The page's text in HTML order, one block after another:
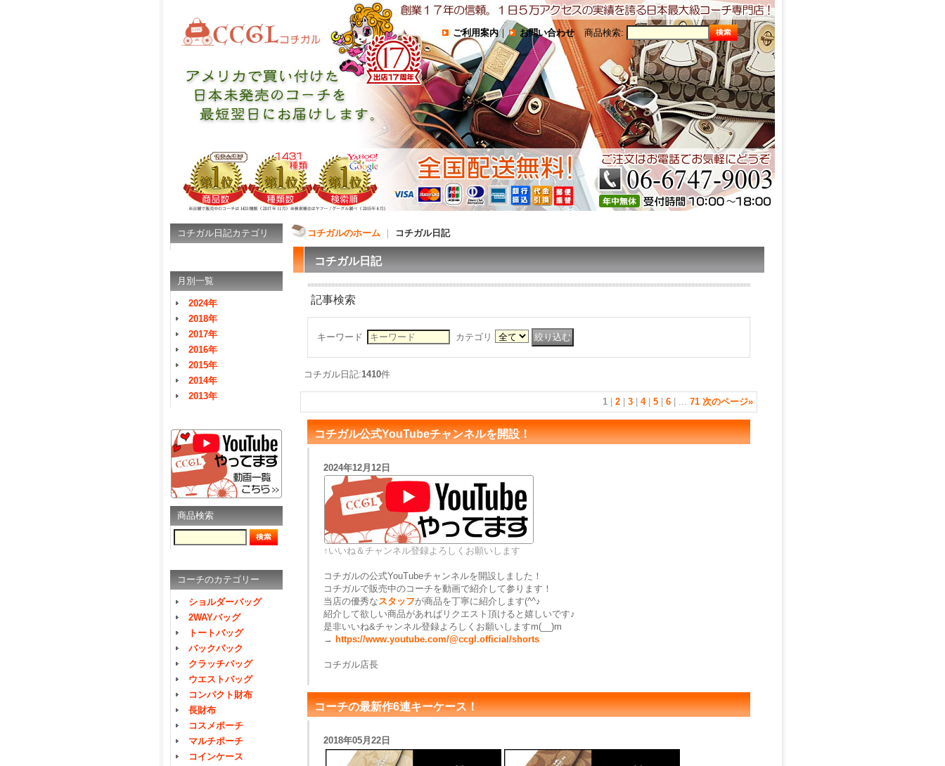
ご利用案内｜ お問い合わせ 商品検索:
コチガル日記カテゴリ
月別一覧
2024年
2018年
2017年
2016年
2015年
2014年
2013年
商品検索
コーチのカテゴリー
ショルダーバッグ
2WAYバッグ
トートバッグ
バックパック
クラッチバッグ
ウエストバッグ
コンパクト財布
長財布
コスメポーチ
マルチポーチ
コインケース
コチガルのホーム コチガル日記
コチガル日記
記事検索
キーワード カテゴリ
コチガル日記:1410件
1 2 3 4| 5 6 ... 71 次のページ»
コチガル公式YouTubeチャンネルを開設！
2024年12月12日
↑いいね＆チャンネル登録よろしくお願いします
コチガルの公式YouTubeチャンネルを開設しました！
コチガルで販売中のコーチを動画で紹介して参ります！
当店の優秀なスタッフが商品を丁寧に紹介します(^^♪
紹介して欲しい商品があればリクエスト頂けると嬉しいです♪
是非いいね&チャンネル登録よろしくお願いしますm(__)m
→ https://www.youtube.com/@ccgl.official/shorts
コチガル店長
コーチの最新作6連キーケース！
2018年05月22日